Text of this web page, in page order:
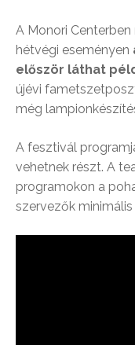
A Monori
hétvégi eseményen
először láthat
újévi
még
A fesztivál
vehetnek részt. A
programokon a
szervezők